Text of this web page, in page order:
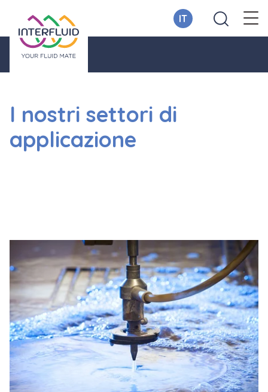
IT
I nostri settori di
applicazione